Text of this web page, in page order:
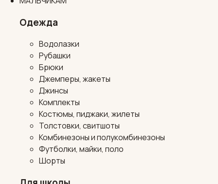
Одежда
Водолазки
Рубашки
Брюки
Джемперы, жакеты
Джинсы
Комплекты
Костюмы, пиджаки, жилеты
Толстовки, свитшоты
Комбинезоны и полукомбинезоны
Футболки, майки, поло
Шорты